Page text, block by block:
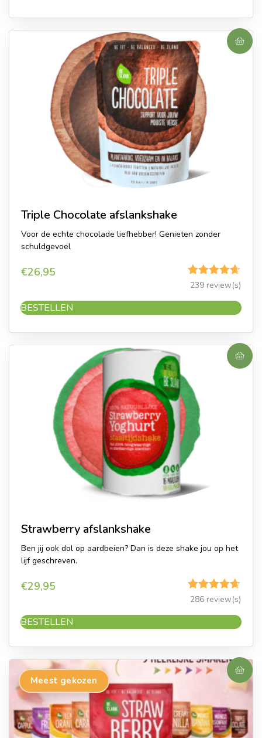
Triple Chocolate afslankshake
Voor de echte chocolade liefhebber! Genieten zonder
schuldgevoel
€26,95
Gewaardeerd
4.62
uit 5
239 review(s)
BESTELLEN
Strawberry afslankshake
Ben jij ook dol op aardbeien? Dan is deze shake jou op het
lijf geschreven.
€29,95
Gewaardeerd
4.62
uit 5
286 review(s)
BESTELLEN
Meest gekozen